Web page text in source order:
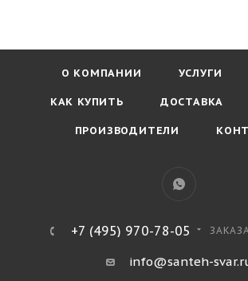
О КОМПАНИИ УСЛУГИ
КАК КУПИТЬ ДОСТАВКА
ПРОИЗВОДИТЕЛИ
+7 (495) 970-78-05
info@santeh-